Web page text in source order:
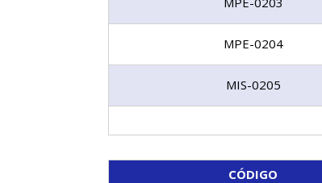
MPE-0204
MIS-0205
CÓDIGO